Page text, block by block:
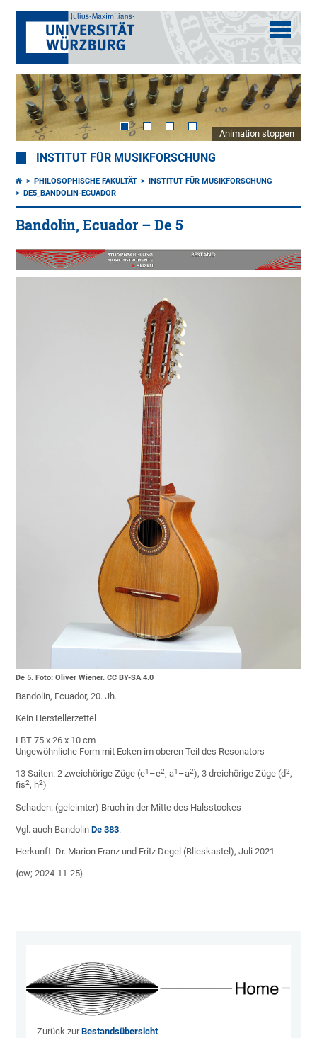
Animation stoppen
INSTITUT FÜR MUSIKFORSCHUNG
PHILOSOPHISCHE FAKULTÄT
INSTITUT FÜR MUSIKFORSCHUNG
DE5_BANDOLIN-ECUADOR
Bandolin, Ecuador – De 5
De 5. Foto: Oliver Wiener. CC BY-SA 4.0
Bandolin, Ecuador, 20. Jh.
Kein Herstellerzettel
LBT 75 x 26 x 10 cm
Ungewöhnliche Form mit Ecken im oberen Teil des Resonators
13 Saiten: 2 zweichörige Züge (e1 –e2, a1 –a2), 3 dreichörige Züge (d2,
fis2, h2)
Schaden: (geleimter) Bruch in der Mitte des Halsstockes
Vgl. auch BandolinDe 383.
Herkunft: Dr. Marion Franz und Fritz Degel (Blieskastel), Juli 2021
{ow; 2024-11-25}
Zurück zurBestandsübersicht